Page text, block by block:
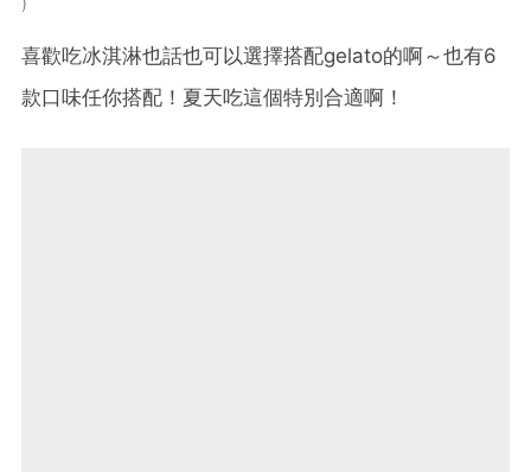
喜歡吃冰淇淋也話也可以選擇搭配gelato的啊～也有6
款口味任你搭配！夏天吃這個特別合適啊！